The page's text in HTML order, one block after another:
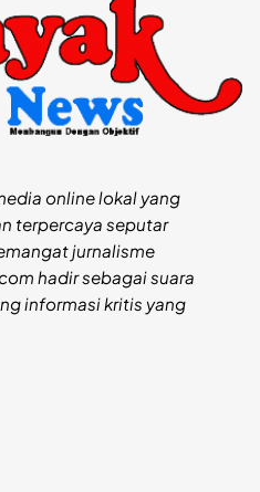
online lokal yang
terpercaya seputar
jurnalisme
hadir sebagai suara
informasi kritis yang